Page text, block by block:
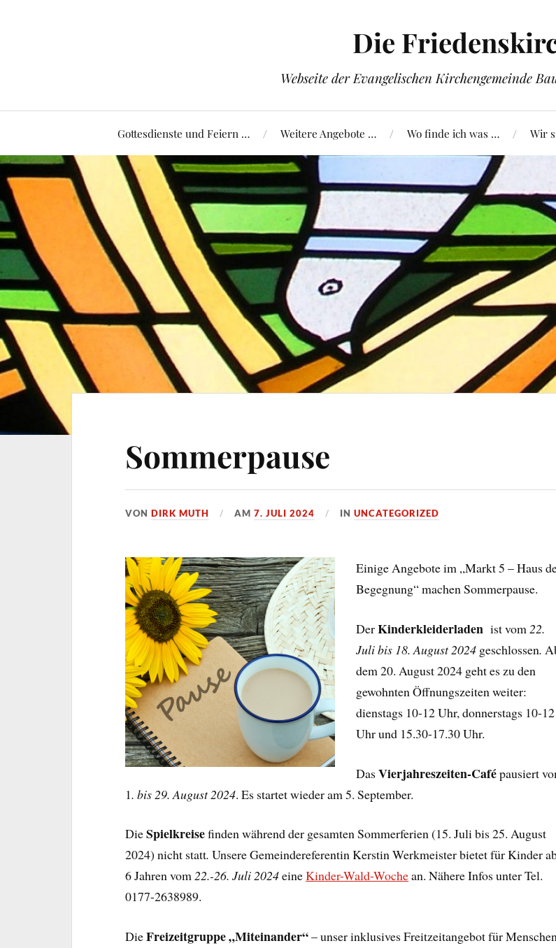
Die
Webseite der Evangelischen Kirchengemeinde
Gottesdienste und Feiern … Weitere Angebote … Wo finde ich was … Wir
Sommerpause
VONDIRK MUTH AM7. JULI 2024 INUNCATEGORIZED
Einige Angebote im „Markt 5 – Haus
Begegnung“ machen Sommerpause.
DerKinderkleiderladen ist vom 22.
Juli bis 18. August 2024 geschlossen.
dem 20. August 2024 geht es zu den
gewohnten Öffnungszeiten weiter:
dienstags 10-12 Uhr, donnerstags 10-12
Uhr und 15.30-17.30 Uhr.
DasVierjahreszeiten-Cafépausiert
1. bis 29. August 2024. Es startet wieder am 5. September.
DieSpielkreisefinden während der gesamten Sommerferien (15. Juli bis 25. August
2024) nicht statt.Unsere Gemeindereferentin Kerstin Werkmeister bietet für Kinder
6 Jahren vom22.-26. Juli 2024eineKinder-Wald-Wochean. Nähere Infos unter Tel.
0177-2638989.
DieFreizeitgruppe „Miteinander“– unser inklusives Freitzeitangebot für